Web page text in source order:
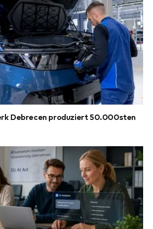
Debrecen produziert 50.000sten